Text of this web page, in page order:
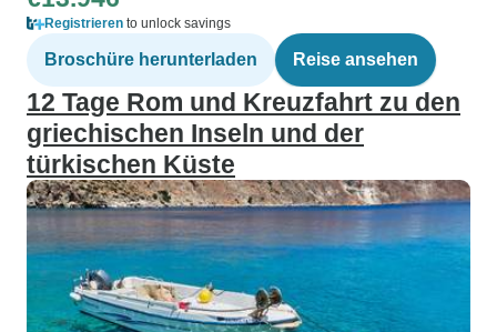
Registrieren to unlock savings
Broschüre herunterladen Reise ansehen
12 Tage Rom und Kreuzfahrt zu den
griechischen Inseln und der
türkischen Küste